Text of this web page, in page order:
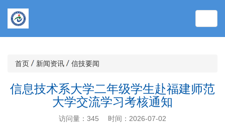
首页 新闻资讯 信技要闻
信息技术系大学二年级学生赴福建师范
大学交流学习考核通知
访问量： 345 时间： 2026-07-02